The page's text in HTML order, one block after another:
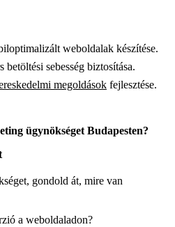
weboldalak készítése.
sebesség biztosítása.
megoldások fejlesztése.
ügynökséget Budapesten?
gondold át, mire van
a weboldaladon?